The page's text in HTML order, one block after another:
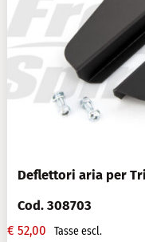
Deflettori aria per
Cod. 308703
€ 52,00 Tasse escl.